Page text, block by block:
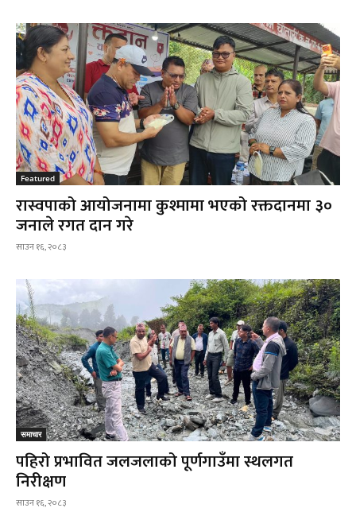
Featured
रास्वपाको आयोजनामा कुश्मामा भएको रक्तदानमा ३०
जनाले रगत दान गरे
साउन १६, २०८३
समाचार
पहिरो प्रभावित जलजलाको पूर्णगाउँमा स्थलगत
निरीक्षण
साउन १६, २०८३